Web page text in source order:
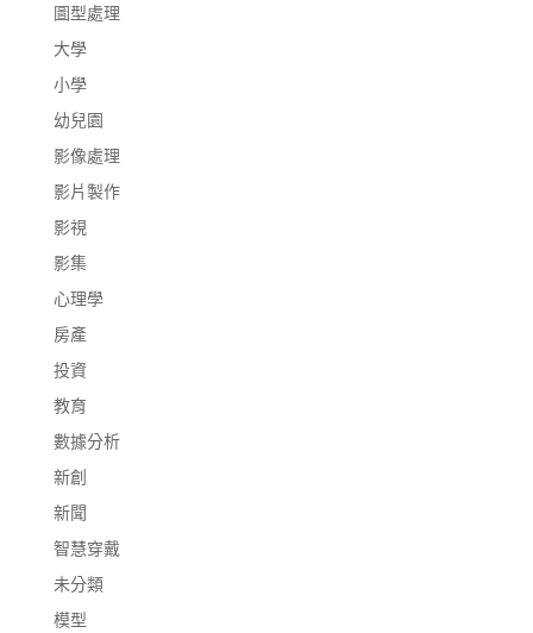
圖型處理
大學
小學
幼兒園
影像處理
影片製作
影視
影集
心理學
房產
投資
教育
數據分析
新創
新聞
智慧穿戴
未分類
模型